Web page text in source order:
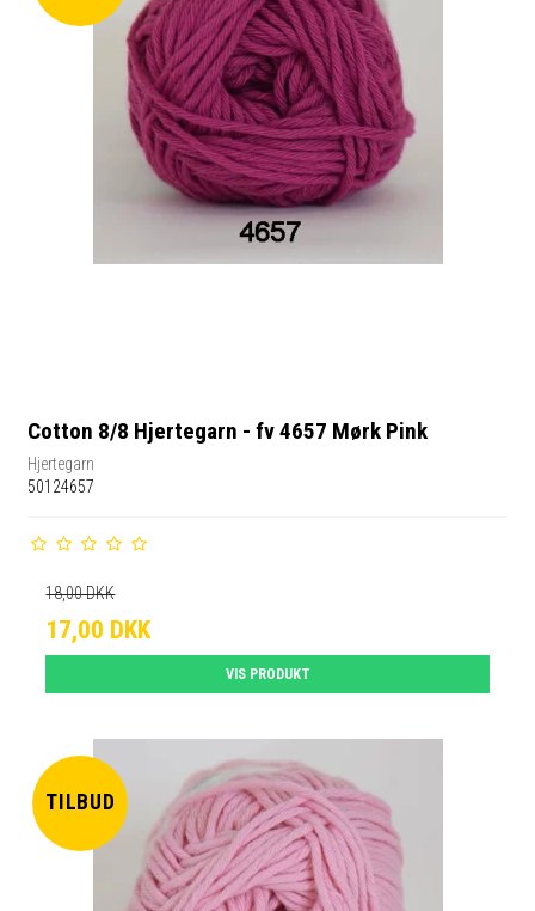
Cotton 8/8 Hjertegarn - fv 4657 Mørk Pink
Hjertegarn
50124657
18,00 DKK
17,00 DKK
VIS PRODUKT
TILBUD